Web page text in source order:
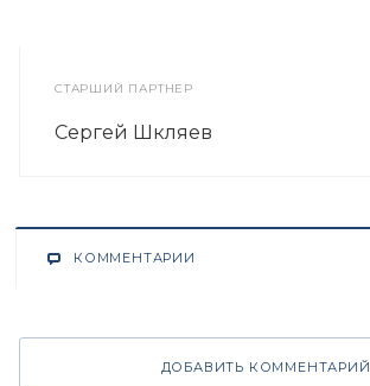
СТАРШИЙ ПАРТНЕР
Сергей Шкляев
КОММЕНТАРИИ
ДОБАВИТЬ КОММЕНТАРИЙ